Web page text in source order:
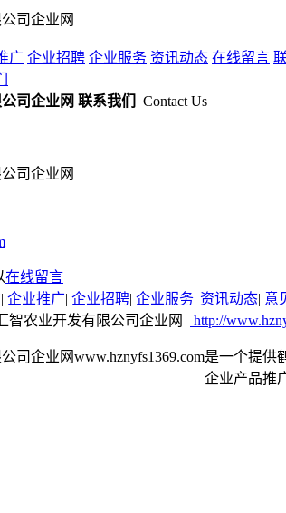
司企业网
广 企业招聘 企业服务 资讯动态 在线留言
司企业网 联系我们
Contact Us
司企业网
在线留言
| 企业推广| 企业招聘| 企业服务| 资讯动态| 意
智农业开发有限公司企业网
http://
司企业网www.hznyfs1369.com是一个提
企业产品推